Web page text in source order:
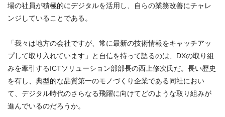
場の社員が積極的にデジタルを活用し、自らの業務改善にチャレ
ンジしていることである。
「我々は地方の会社ですが、常に最新の技術情報をキャッチアッ
プして取り入れています」と自信を持って語るのは、DXの取り組
みを牽引するICTソリューション部部長の西上修次氏だ。長い歴史
を有し、典型的な品質第一のモノづくり企業である同社におい
て、デジタル時代のさらなる飛躍に向けてどのような取り組みが
進んでいるのだろうか。